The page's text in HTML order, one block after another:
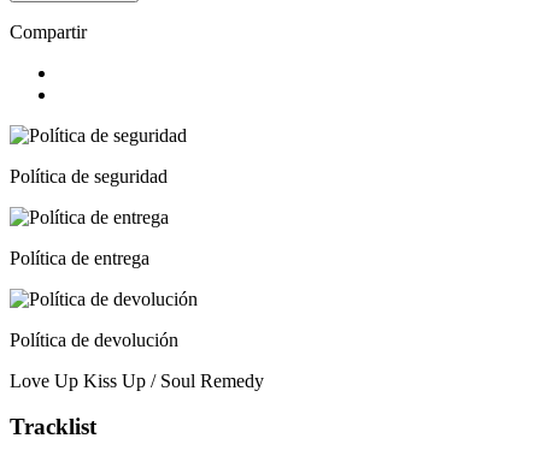
Compartir
Política de seguridad
Política de entrega
Política de devolución
Love Up Kiss Up / Soul Remedy
Tracklist